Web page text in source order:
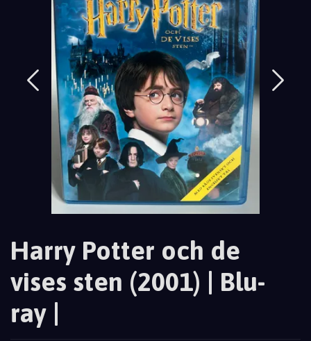
Harry Potter och de
vises sten (2001) | Blu-
ray |